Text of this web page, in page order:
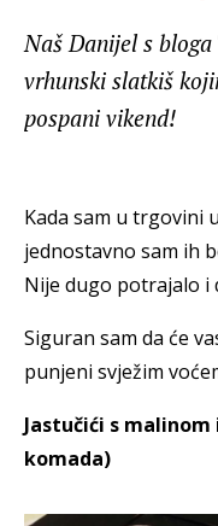
Naš Danijel s
vrhunski slatkiš
pospani vikend!
Kada sam u trgovini
jednostavno sam ih
Nije dugo potrajalo i
Siguran sam da će
punjeni svježim
Jastučići s
komada)